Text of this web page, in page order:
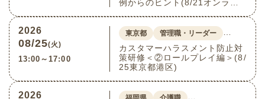
例からのヒント(8/21オンライ
2026
08/25(火)
13:00～17:00
東京都 管理職・リーダー
…
カスタマーハラスメント防止対
策研修＜②ロールプレイ編＞(8/
25東京都港区)
2026
…